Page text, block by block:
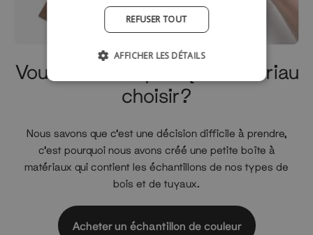
Vous ne savez pas quel matériau
choisir?
Nous savons que c'est une décision difficile à prendre,
c'est pourquoi nous avons créé une petite boîte à
matériaux qui contient les échantillons de nos types de
bois et de tuyaux.
Acheter un échantillon de couleur
REFUSER TOUT
AFFICHER LES DÉTAILS